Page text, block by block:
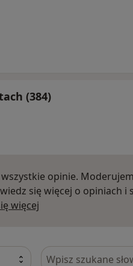
(384)
opinie.
się więcej o opiniach i
więcej
Szukaj w opiniach